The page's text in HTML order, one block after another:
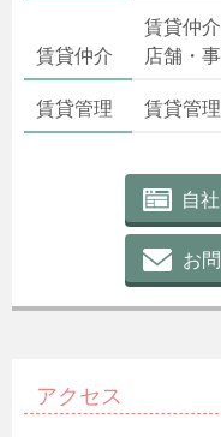
賃貸仲介
賃貸仲
店舗・
賃貸管理 賃貸管
自
お
アクセス